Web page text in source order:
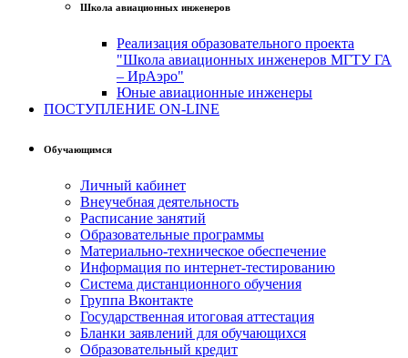
Школа авиационных инженеров
Реализация образовательного проекта
"Школа авиационных инженеров МГТУ ГА
– ИрАэро"
Юные авиационные инженеры
ПОСТУПЛЕНИЕ ON-LINE
Обучающимся
Личный кабинет
Внеучебная деятельность
Расписание занятий
Образовательные программы
Материально-техническое обеспечение
Информация по интернет-тестированию
Система дистанционного обучения
Группа Вконтакте
Государственная итоговая аттестация
Бланки заявлений для обучающихся
Образовательный кредит